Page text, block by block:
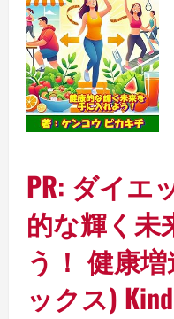
PR: ダイエ
的な輝く未
う！ 健康
ックス)